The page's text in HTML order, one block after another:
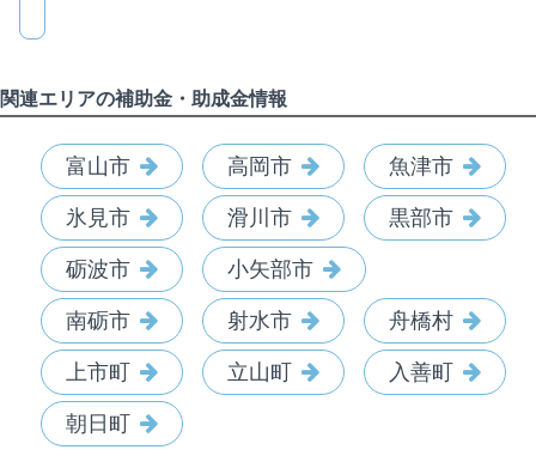
関連エリアの補助金・助成金情報
富山市 高岡市 魚津市
氷見市 滑川市 黒部市
砺波市 小矢部市
南砺市 射水市 舟橋村
上市町 立山町 入善町
朝日町